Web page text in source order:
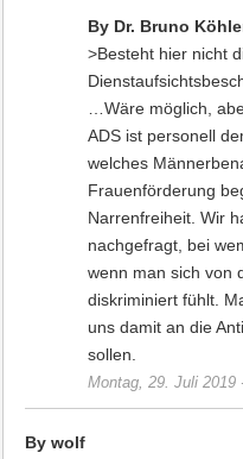
By Dr. Bruno
>Besteht hier nicht
…Wäre möglich,
ADS ist personell
welches
Frauenförderung
Narrenfreiheit. Wir
nachgefragt, bei
wenn man sich von
diskriminiert fühlt.
uns damit an die
sollen.
Montag, 29. Juli 2019
By wolf